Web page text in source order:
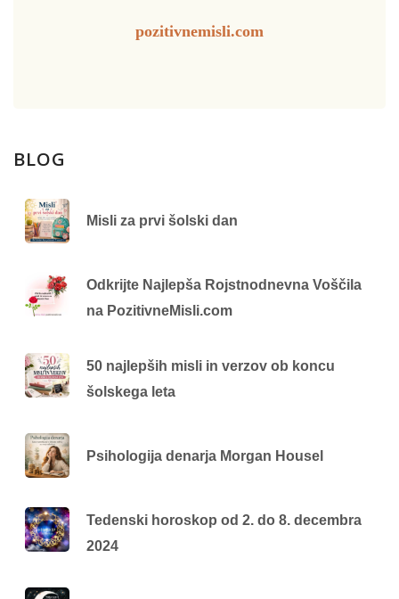
pozitivnemisli.com
BLOG
Misli za prvi šolski dan
Odkrijte Najlepša Rojstnodnevna Voščila
na PozitivneMisli.com
50 najlepših misli in verzov ob koncu
šolskega leta
Psihologija denarja Morgan Housel
Tedenski horoskop od 2. do 8. decembra
2024